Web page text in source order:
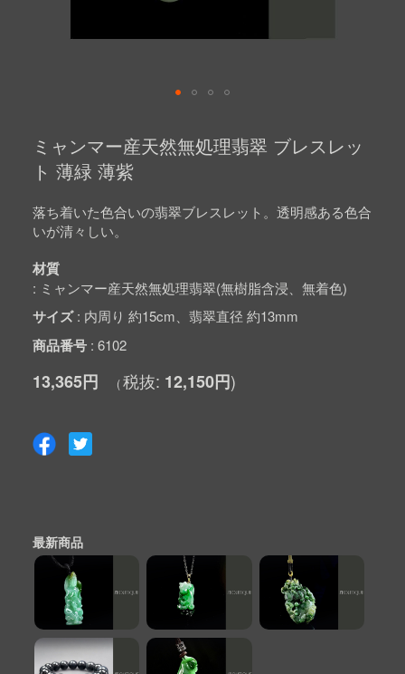
beginning
images
gallery
ミャンマー産天然無処理翡翠 ブレスレッ
ト 薄緑 薄紫
落ち着いた色合いの翡翠ブレスレット。透明感ある色合
いが清々しい。
材質
ミャンマー産天然無処理翡翠(無樹脂含浸、無着色)
サイズ 内周り 約15cm、翡翠直径 約13mm
商品番号 6102
13,365円 12,150円
最新商品